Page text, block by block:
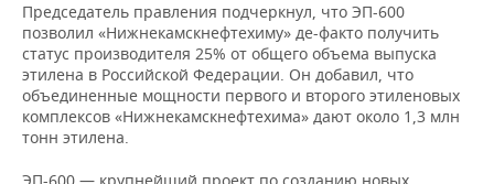
Председатель правления подчеркнул, что ЭП-600
позволил «Нижнекамскнефтехиму» де-факто получить
статус производителя 25% от общего объема выпуска
этилена в Российской Федерации. Он добавил, что
объединенные мощности первого и второго этиленовых
комплексов «Нижнекамскнефтехима» дают около 1,3 млн
тонн этилена.